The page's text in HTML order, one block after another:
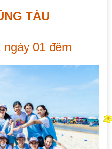
TÀU
01 đêm